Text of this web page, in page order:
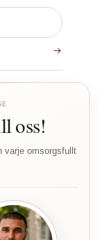
oss!
varje omsorgsfullt